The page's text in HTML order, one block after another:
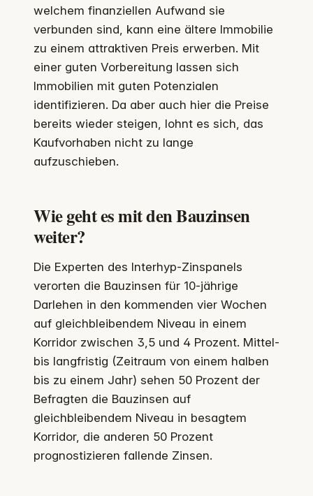
welchem finanziellen Aufwand sie
verbunden sind, kann eine ältere Immobilie
zu einem attraktiven Preis erwerben. Mit
einer guten Vorbereitung lassen sich
Immobilien mit guten Potenzialen
identifizieren. Da aber auch hier die Preise
bereits wieder steigen, lohnt es sich, das
Kaufvorhaben nicht zu lange
aufzuschieben.
Wie geht es mit den Bauzinsen
weiter?
Die Experten des Interhyp-Zinspanels
verorten die Bauzinsen für 10-jährige
Darlehen in den kommenden vier Wochen
auf gleichbleibendem Niveau in einem
Korridor zwischen 3,5 und 4 Prozent. Mittel-
bis langfristig (Zeitraum von einem halben
bis zu einem Jahr) sehen 50 Prozent der
Befragten die Bauzinsen auf
gleichbleibendem Niveau in besagtem
Korridor, die anderen 50 Prozent
prognostizieren fallende Zinsen.